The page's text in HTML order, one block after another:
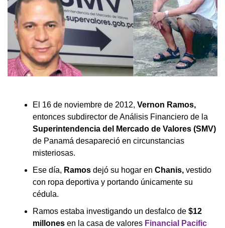
El 16 de noviembre de 2012, Vernon Ramos,
entonces subdirector de Análisis Financiero de la
Superintendencia del Mercado de Valores (SMV)
de Panamá desapareció en circunstancias
misteriosas.
Ese día, Ramos dejó su hogar en Chanis, vestido
con ropa deportiva y portando únicamente su
cédula.
Ramos estaba investigando un desfalco de $12
millones en la casa de valores Financial Pacific